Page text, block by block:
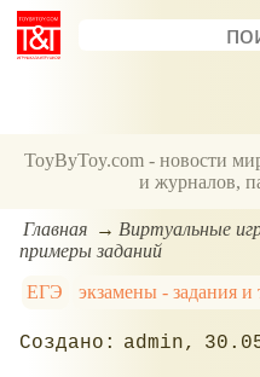
ToyByToy.com - новости
и журналов,
Главная Виртуальные
примеры заданий
ЕГЭ
экзамены - задания и
admin